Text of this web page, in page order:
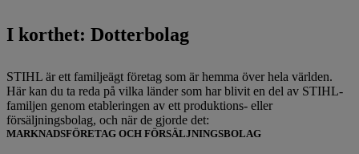
I korthet: Dotterbolag
STIHL är ett familjeägt företag som är hemma över hela världen.
Här kan du ta reda på vilka länder som har blivit en del av STIHL-
familjen genom etableringen av ett produktions- eller
försäljningsbolag, och när de gjorde det:
MARKNADSFÖRETAG OCH FÖRSÄLJNINGSBOLAG